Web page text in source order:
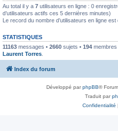
Au total il y a 7 utilisateurs en ligne : 0
d’utilisateurs actifs ces 5 dernières minutes)
Le record du nombre d’utilisateurs en ligne est
STATISTIQUES
11163 messages • 2660 sujets • 194 membres
Laurent Torres
Index du forum
Développé parphpBB®
Traduit par
Confidentialité